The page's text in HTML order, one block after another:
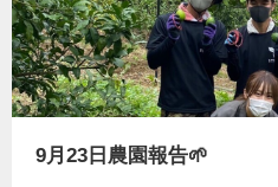
9月23日農園報告🌱